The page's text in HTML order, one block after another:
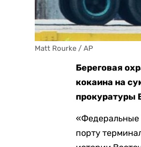
Matt Rourke / AP
Береговая
кокаина на
прокуратуры
«Федеральные
порту